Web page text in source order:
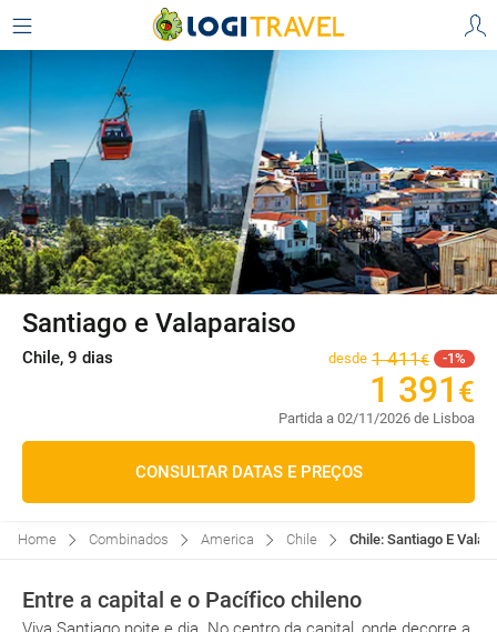
Santiago e Valaparaiso
Chile, 9 dias desde 1 411€ 1
1 391 €
Partida a 02/11/2026 de Lisboa
CONSULTAR DATAS E PREÇOS
Home Combinados America Chile Chile: Santiago E
Entre a capital e o Pacífico chileno